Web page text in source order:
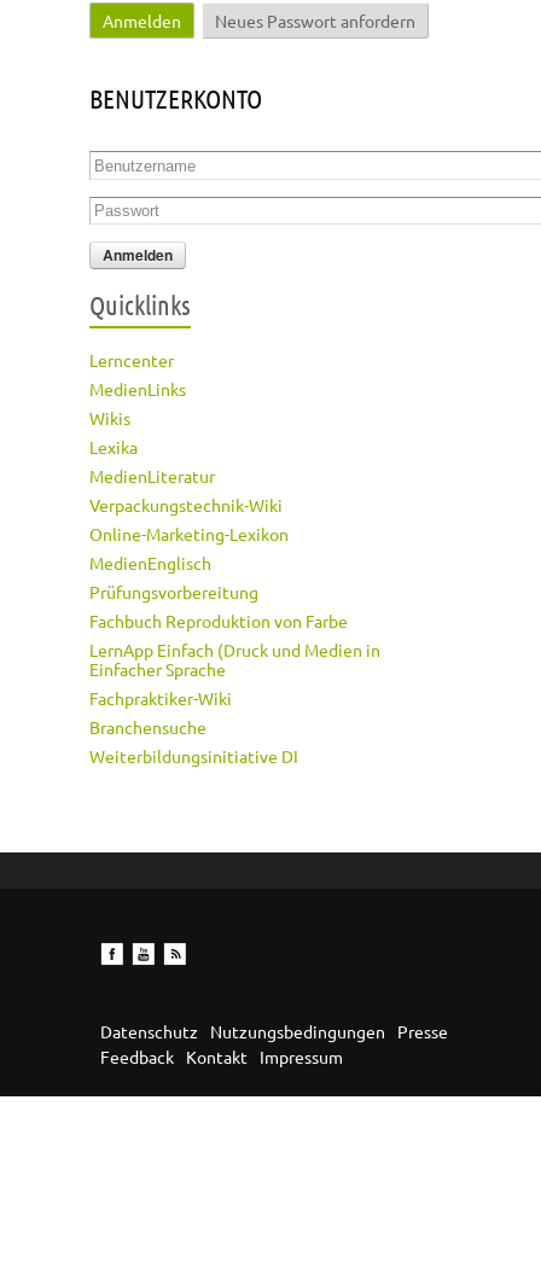
Haupt-Reiter
Anmelden (aktiver Reiter)
Neues Passwort anfordern
BENUTZERKONTO
Benutzername
Passwort
Quicklinks
Lerncenter
MedienLinks
Wikis
Lexika
MedienLiteratur
Verpackungstechnik-Wiki
Online-Marketing-Lexikon
MedienEnglisch
Prüfungsvorbereitung
Fachbuch Reproduktion von Farbe
LernApp Einfach (Druck und Medien in
Einfacher Sprache
Fachpraktiker-Wiki
Branchensuche
Weiterbildungsinitiative DI
Datenschutz Nutzungsbedingungen
Presse
Feedback
Kontakt Impressum